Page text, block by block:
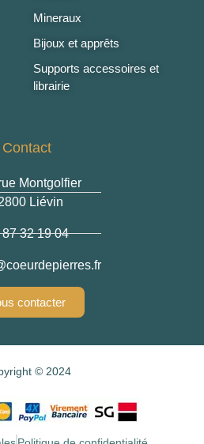
Mineraux
Bijoux et apprêts
Supports accessoires et
librairie
Contact
Montgolfier
Liévin
87 32 19 04
contacter
© 2024